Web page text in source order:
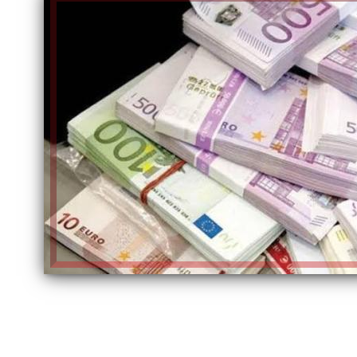
إلهام شرشر تكتب: دي مبقتش كورة..
الكاتبة إلهام شرشر تهنئ الرئيس
السيسي بعيد ميلاده وتُشيد بجهوده
في بناء الدولة